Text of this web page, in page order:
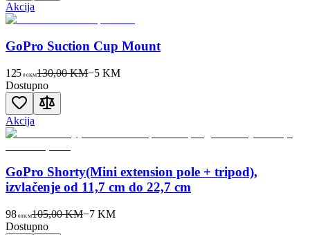
Akcija
GoPro Suction Cup Mount
125 00KM130,00 KM−5 KM
Dostupno
Akcija
GoPro Shorty(Mini extension pole + tripod),
izvlačenje od 11,7 cm do 22,7 cm
98 00KM105,00 KM−7KM
Dostupno